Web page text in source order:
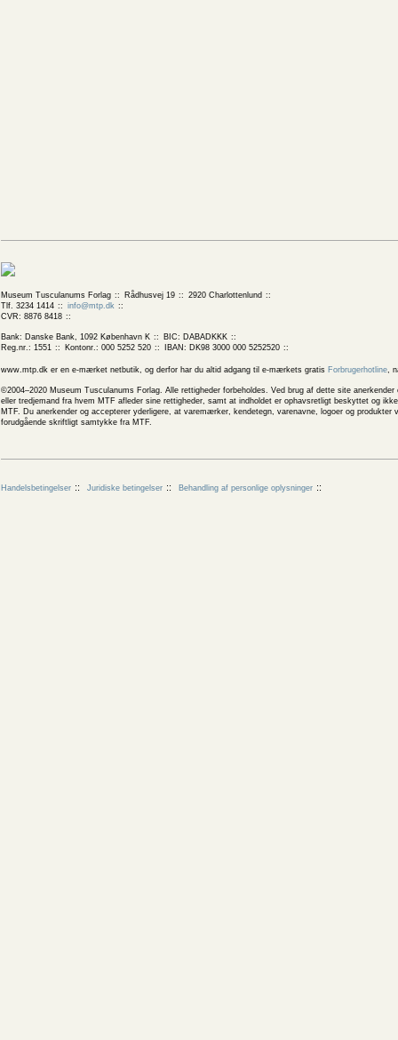
Museum Tusculanums Forlag Rådhusvej 19
2920 Charlottenlund
Tlf. 3234 1414
info@mtp.dk
CVR: 8876 8418
Bank: Danske Bank, 1092 København K
BIC: DABADKKK
Reg.nr.: 1551
Kontonr.: 000 5252 520 IBAN: DK98 3000 000 5252520
www.mtp.dk er en e-mærket netbutik, og derfor har du altid adgang til e-mærkets gratis Forbrugerhotline,
©2004–2020 Museum Tusculanums Forlag. Alle rettigheder forbeholdes. Ved brug af dette site
eller tredjemand fra hvem MTF afleder sine rettigheder, samt at indholdet er ophavsretligt beskyttet og
MTF. Du anerkender og accepterer yderligere, at varemærker, kendetegn, varenavne, logoer og
forudgående skriftligt samtykke fra MTF.
Handelsbetingelser Juridiske betingelser Behandling af personlige oplysninger